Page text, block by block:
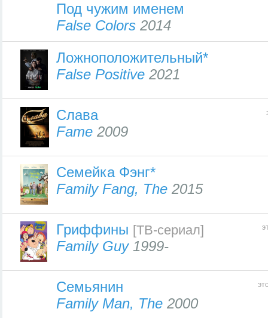
Под чужим именем
False Colors 2014
Ложноположительный*
False Positive 2021
Слава
Fame 2009
Семейка Фэнг*
Family Fang, The 2015
Гриффины [ТВ-сериал]
Family Guy1999-
Семьянин
Family Man, The 2000